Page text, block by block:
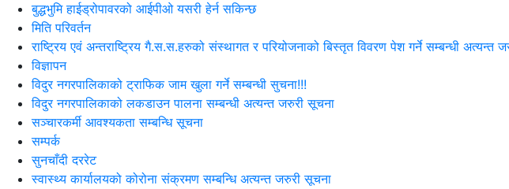
बुद्धभुमि हाईड्रोपावरको आईपीओ यसरी हेर्न सकिन्छ
मिति परिवर्तन
राष्ट्रिय एवं अन्तराष्ट्रिय गै.स.स.हरुको संस्थागत र परियोजनाको बिस्तृत विवरण पेश गर्ने सम्बन्धी अत्यन्त
विज्ञापन
विदुर नगरपालिकाको ट्राफिक जाम खुला गर्ने सम्बन्धी सुचना!!!
विदुर नगरपालिकाको लकडाउन पालना सम्बन्धी अत्यन्त जरुरी सूचना
सञ्चारकर्मी आवश्यकता सम्बन्धि सूचना
सम्पर्क
सुनचाँदी दररेट
स्वास्थ्य कार्यालयको कोरोना संक्रमण सम्बन्धि अत्यन्त जरुरी सूचना